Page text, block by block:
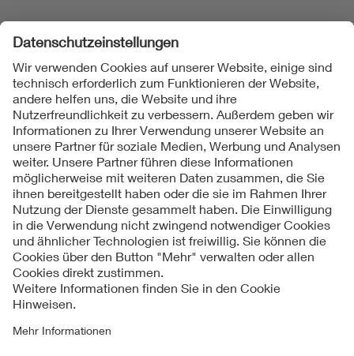
Folgen Sie uns
Kontakt
Impressum
Datenschutzinformationen
Cookie Hinweise
Compliance